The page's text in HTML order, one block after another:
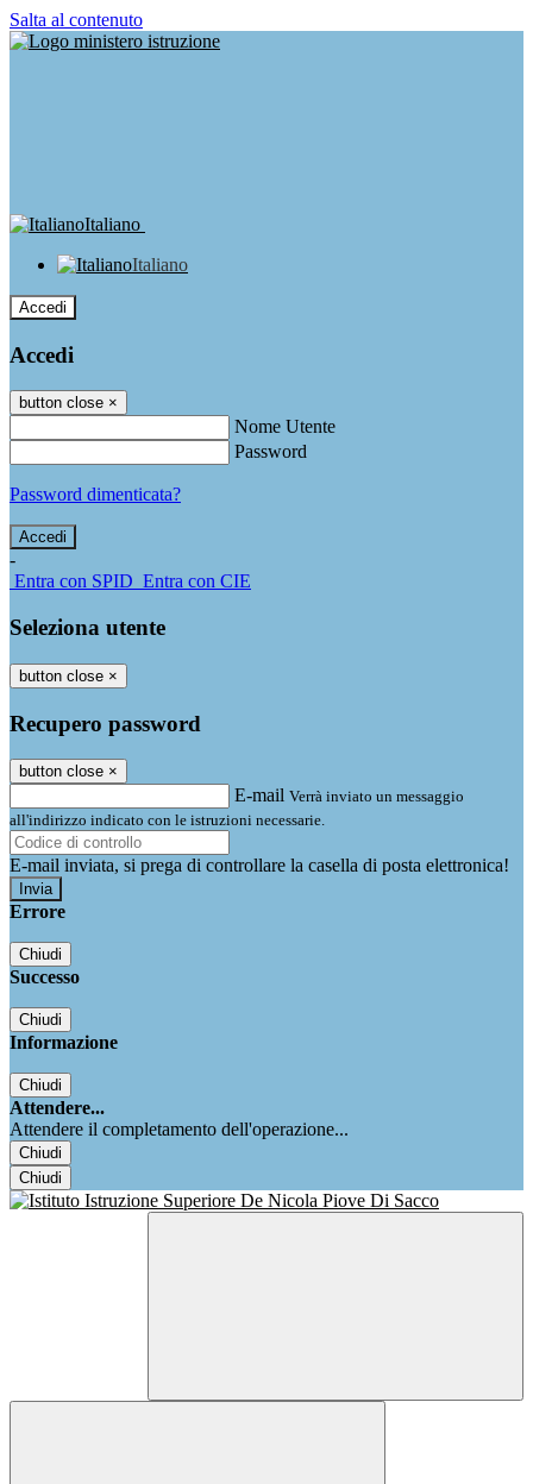
Salta al contenuto
Italiano
Italiano
Accedi
Accedi
button close ×
Nome Utente
Password
Password dimenticata?
-
Entra con SPID Entra con CIE
Seleziona utente
button close ×
Recupero password
button close ×
E-mail Verrà inviato un messaggio
all'indirizzo indicato con le istruzioni necessarie.
E-mail inviata, si prega di controllare la casella di posta elettronica!
Errore
Chiudi
Successo
Chiudi
Informazione
Chiudi
Attendere...
Attendere il completamento dell'operazione...
Chiudi
Chiudi